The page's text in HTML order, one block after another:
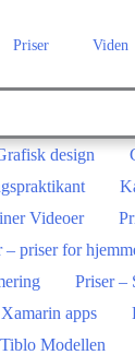
Priser Viden
design
Videoer
– priser for
Priser –
apps
Tiblo Modellen